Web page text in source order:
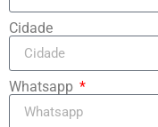
Cidade
Whatsapp